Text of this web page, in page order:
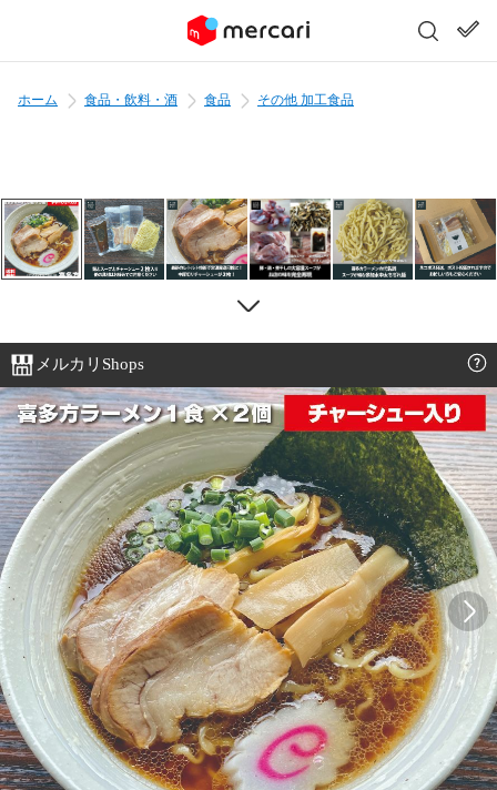
ホーム 食品・飲料・酒 食品 その他 加工食品
メルカリShops